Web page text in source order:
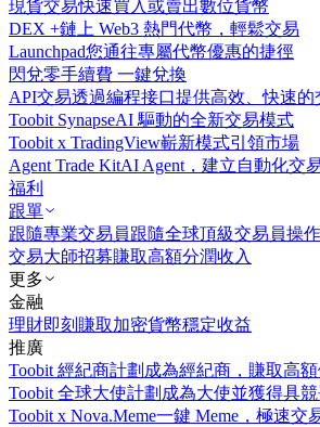
現貨交易快速買入或賣出數位貨幣
DEX +鏈上 Web3 熱門代幣，輕鬆交易
Launchpad您通往專屬代幣優惠的捷徑
閃兌零手續費 一鍵兌換
API交易透過編程接口提供高效、快速的
Toobit SynapseAI 驅動的全新交易模式
Toobit x TradingView嶄新模式引領市場
Agent Trade KitAI Agent，建立自動化交
福利
跟單
跟隨專業交易員跟隨全球頂級交易員操作
交易大師招募賺取高額分潤收入
更多
金融
理財即刻賺取加密貨幣穩定收益
推廣
Toobit 經紀商計劃 成為經紀商，賺取高額
Toobit 全球大使計劃 成為大使並獲得具競
Toobit x Nova.Meme一鍵 Meme，極速交